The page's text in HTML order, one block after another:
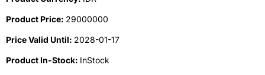
Product Price: 29000000
Price Valid Until: 2028-01-17
Product In-Stock: InStock